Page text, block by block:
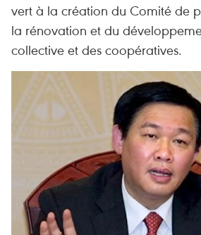
vert à la création du Comité de
la rénovation et du
collective et des coopératives.